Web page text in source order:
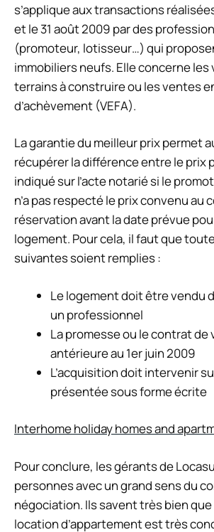
s’applique aux transactions
et le 31 août 2009 par des
(promoteur, lotisseur…) qui
immobiliers neufs. Elle concerne les
terrains à construire ou les ventes
d’achèvement (VEFA).
La garantie du meilleur prix permet
récupérer la différence entre le prix
indiqué sur l’acte notarié si le
n’a pas respecté le prix convenu au
réservation avant la date prévue
logement. Pour cela, il faut que
suivantes soient remplies :
Le logement doit être vendu
un professionnel
La promesse ou le contrat
antérieure au 1er juin 2009
L’acquisition doit intervenir
présentée sous forme écrite
Interhome holiday homes and
Pour conclure, les gérants de
personnes avec un grand sens du
négociation. Ils savent très bien que
location d’appartement est très